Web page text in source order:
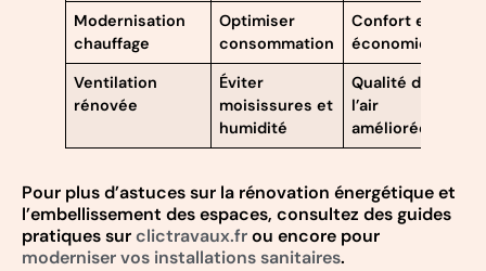
Modernisation
chauffage
Optimiser
consommation
Confort et
économies
Ventilation
rénovée
Éviter
moisissures et
humidité
Qualité de
l’air
améliorée
Pour plus d’astuces sur la rénovation énergétique et
l’embellissement des espaces, consultez des guides
pratiques surclictravaux.frou encore pour
moderniser vos installations sanitaires.